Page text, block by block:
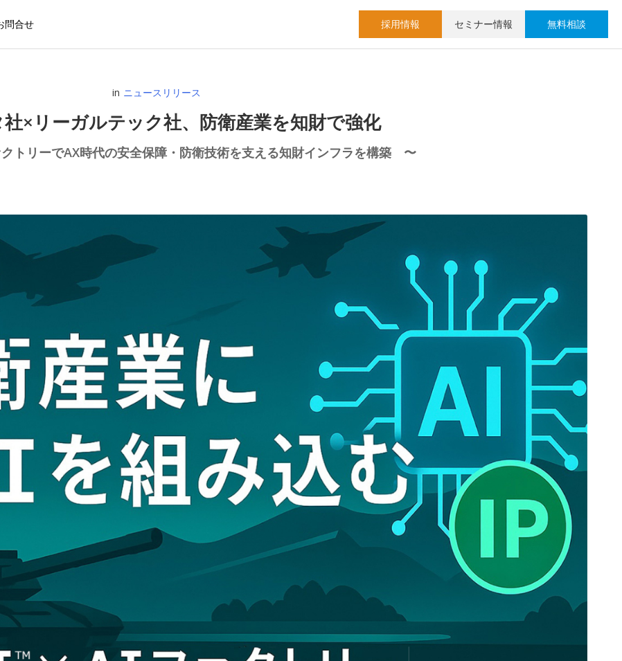
問合せ 採用情報 セミナー情報 無料相談
in ニュースリリース
×リーガルテック社、防衛産業を知財で強化
トリーでAX時代の安全保障・防衛技術を支える知財インフラを構築 〜